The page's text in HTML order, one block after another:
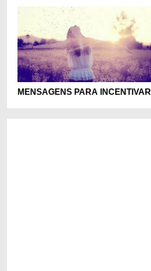
MENSAGENS PARA INCENTIVAR